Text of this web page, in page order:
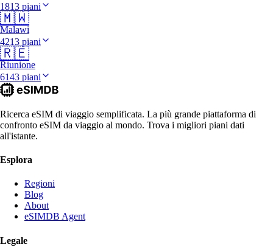
1813 piani
🇲🇼
Malawi
4213 piani
🇷🇪
Riunione
6143 piani
Ricerca eSIM di viaggio semplificata. La più grande piattaforma di
confronto eSIM da viaggio al mondo. Trova i migliori piani dati
all'istante.
Esplora
Regioni
Blog
About
eSIMDB Agent
Legale